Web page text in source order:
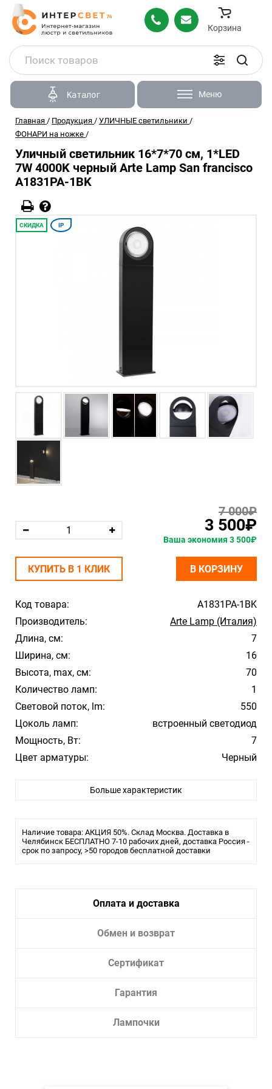
Корзина
Каталог Меню
Главная / Продукция / УЛИЧНЫЕ светильники /
ФОНАРИ на ножке /
Уличный светильник 16*7*70 см, 1*LED
7W 4000K черный Arte Lamp San francisco
A1831PA-1BK
СКИДКА IP
Код товара:
A1831PA-1BK
Производитель:
Arte Lamp (Италия)
Длина, см:
7
Ширина, см:
16
Высота, max, см:
70
Количество ламп:
1
Световой поток, lm:
550
Цоколь ламп:
встроенный светодиод
Мощность, Вт:
7
Цвет арматуры:
Черный
Материал плафона/абажура:
Тип лампы:
LED
Степень пыле-влагозащищенности IP: 44
Больше характеристик
Наличие товара: АКЦИЯ 50%. Склад Москва. Доставка в
Челябинск БЕСПЛАТНО 7-10 рабочих дней, доставка Россия -
срок по запросу, >50 городов бесплатной доставки
7 000₽
3 500₽
Ваша экономия 3 500₽
КУПИТЬ В 1 КЛИК В КОРЗИНУ
Оплата и доставка
Обмен и возврат
Сертификат
Гарантия
Лампочки